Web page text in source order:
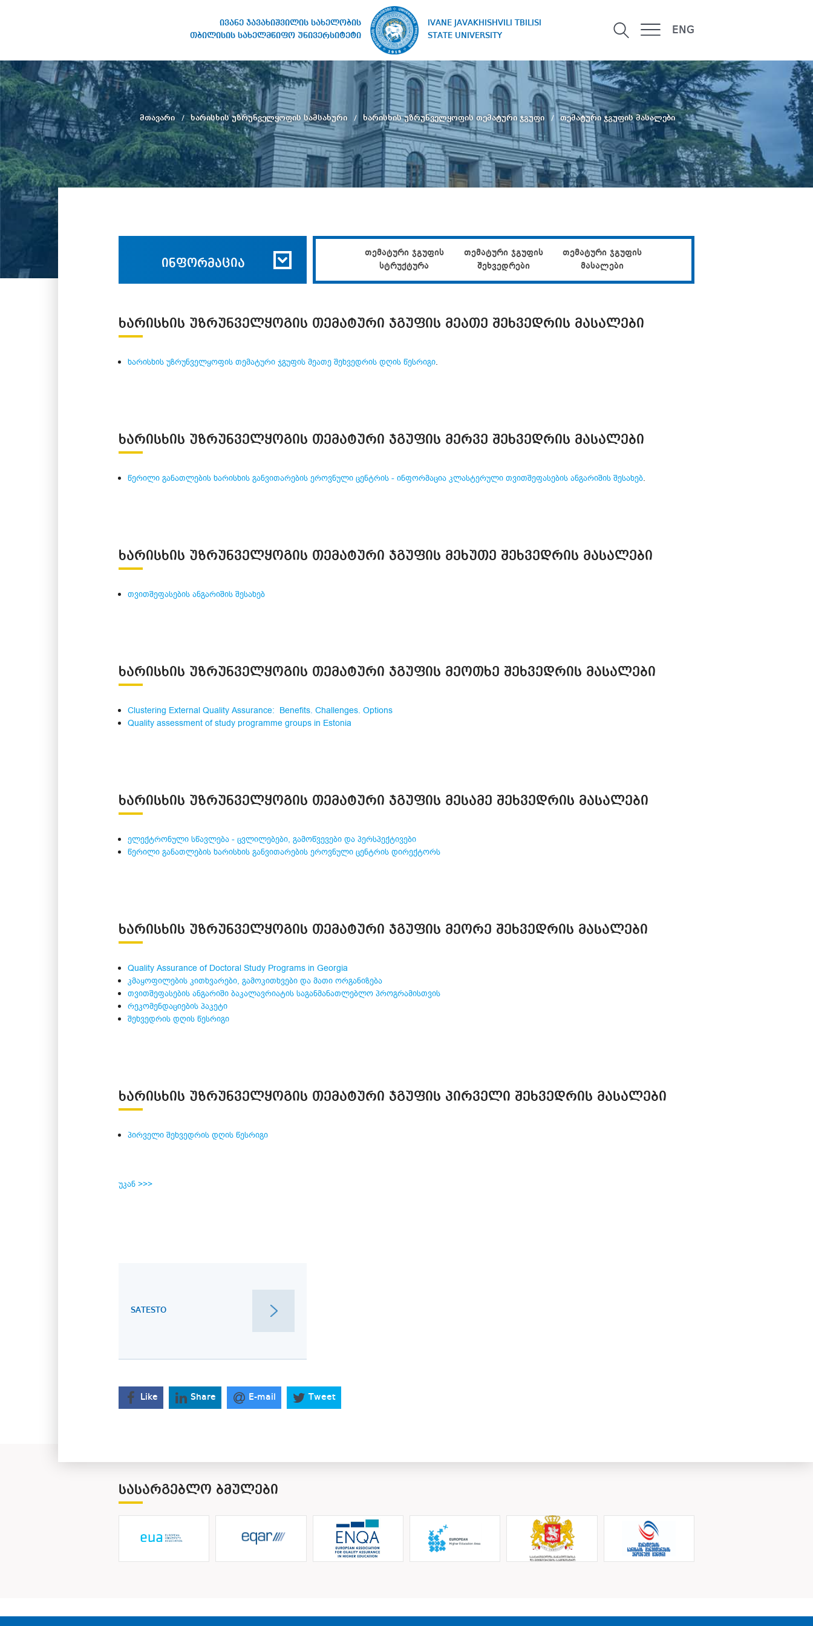
ივანე ჯავახიშვილის სახელობის
თბილისის სახელმწიფო უნივერსიტეტი
IVANE JAVAKHISHVILI TBILISI
STATE UNIVERSITY
ENG
სახელობის თბილისის
სახელმწიფო უნივერსიტეტი
მთავარი ხარისხის უზრუნველყოფის სამსახური ხარისხის უზრუნველყოფის თემატური ჯგუფი თემატური ჯგუფის მასალები
ინფორმაცია
თემატური ჯგუფის
სტრუქტურა
თემატური ჯგუფის
შეხვედრები
თემატური ჯგუფის
მასალები
ᲮᲐᲠᲘᲡᲮᲘᲡ ᲣᲖᲠᲣᲜᲕᲔᲚᲧᲝᲒᲘᲡ ᲗᲔᲛᲐᲢᲣᲠᲘ ᲯᲒᲣᲤᲘᲡ ᲛᲔᲐᲗᲔ ᲨᲔᲮᲕᲔᲓᲠᲘᲡ ᲛᲐᲡᲐᲚᲔᲑᲘ
ხარისხის უზრუნველყოფის თემატური ჯგუფის მეათე შეხვედრის დღის წესრიგი.
ᲮᲐᲠᲘᲡᲮᲘᲡ ᲣᲖᲠᲣᲜᲕᲔᲚᲧᲝᲒᲘᲡ ᲗᲔᲛᲐᲢᲣᲠᲘ ᲯᲒᲣᲤᲘᲡ ᲛᲔᲠᲕᲔ ᲨᲔᲮᲕᲔᲓᲠᲘᲡ ᲛᲐᲡᲐᲚᲔᲑᲘ
წერილი განათლების ხარისხის განვითარების ეროვნული ცენტრის - ინფორმაცია კლასტერული თვითშეფასების ანგარიშის შესახებ.
ᲮᲐᲠᲘᲡᲮᲘᲡ ᲣᲖᲠᲣᲜᲕᲔᲚᲧᲝᲒᲘᲡ ᲗᲔᲛᲐᲢᲣᲠᲘ ᲯᲒᲣᲤᲘᲡ ᲛᲔᲮᲣᲗᲔ ᲨᲔᲮᲕᲔᲓᲠᲘᲡ ᲛᲐᲡᲐᲚᲔᲑᲘ
თვითშეფასების ანგარიშის შესახებ
ᲮᲐᲠᲘᲡᲮᲘᲡ ᲣᲖᲠᲣᲜᲕᲔᲚᲧᲝᲒᲘᲡ ᲗᲔᲛᲐᲢᲣᲠᲘ ᲯᲒᲣᲤᲘᲡ ᲛᲔᲝᲗᲮᲔ ᲨᲔᲮᲕᲔᲓᲠᲘᲡ ᲛᲐᲡᲐᲚᲔᲑᲘ
Clustering External Quality Assurance: Benefits. Challenges. Options
Quality assessment of study programme groups in Estonia
ᲮᲐᲠᲘᲡᲮᲘᲡ ᲣᲖᲠᲣᲜᲕᲔᲚᲧᲝᲒᲘᲡ ᲗᲔᲛᲐᲢᲣᲠᲘ ᲯᲒᲣᲤᲘᲡ ᲛᲔᲡᲐᲛᲔ ᲨᲔᲮᲕᲔᲓᲠᲘᲡ ᲛᲐᲡᲐᲚᲔᲑᲘ
ელექტრონული სწავლება - ცვლილებები, გამოწვევები და პერსპექტივები
წერილი განათლების ხარისხის განვითარების ეროვნული ცენტრის დირექტორს
ᲮᲐᲠᲘᲡᲮᲘᲡ ᲣᲖᲠᲣᲜᲕᲔᲚᲧᲝᲒᲘᲡ ᲗᲔᲛᲐᲢᲣᲠᲘ ᲯᲒᲣᲤᲘᲡ ᲛᲔᲝᲠᲔ ᲨᲔᲮᲕᲔᲓᲠᲘᲡ ᲛᲐᲡᲐᲚᲔᲑᲘ
Quality Assurance of Doctoral Study Programs in Georgia
კმაყოფილების კითხვარები, გამოკითხვები და მათი ორგანიზება
თვითშეფასების ანგარიში ბაკალავრიატის საგანმანათლებლო პროგრამისთვის
რეკომენდაციების პაკეტი
შეხვედრის დღის წესრიგი
ᲮᲐᲠᲘᲡᲮᲘᲡ ᲣᲖᲠᲣᲜᲕᲔᲚᲧᲝᲒᲘᲡ ᲗᲔᲛᲐᲢᲣᲠᲘ ᲯᲒᲣᲤᲘᲡ ᲞᲘᲠᲕᲔᲚᲘ ᲨᲔᲮᲕᲔᲓᲠᲘᲡ ᲛᲐᲡᲐᲚᲔᲑᲘ
პირველი შეხვედრის დღის წესრიგი
უკან >>>
SATESTO
Like Share E-mail Tweet
ᲡᲐᲡᲐᲠᲒᲔᲑᲚᲝ ᲑᲛᲣᲚᲔᲑᲘ